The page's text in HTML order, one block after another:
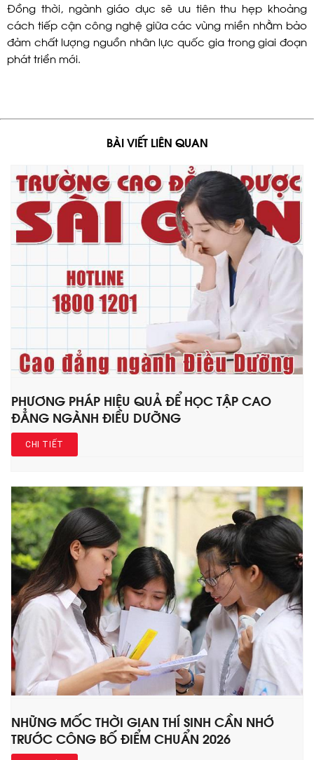
Đồng thời, ngành giáo dục sẽ ưu tiên thu hẹp khoảng
cách tiếp cận công nghệ giữa các vùng miền nhằm bảo
đảm chất lượng nguồn nhân lực quốc gia trong giai đoạn
phát triển mới.
BÀI VIẾT LIÊN QUAN
PHƯƠNG PHÁP HIỆU QUẢ ĐỂ HỌC TẬP CAO
ĐẲNG NGÀNH ĐIỀU DƯỠNG
CHI TIẾT
NHỮNG MỐC THỜI GIAN THÍ SINH CẦN NHỚ
TRƯỚC CÔNG BỐ ĐIỂM CHUẨN 2026